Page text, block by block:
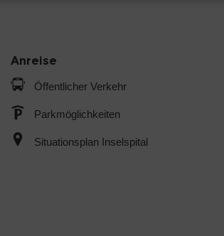
Anreise
Öffentlicher Verkehr
Parkmöglichkeiten
Situationsplan Inselspital